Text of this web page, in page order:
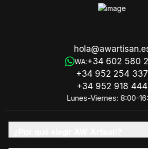
WA:+34 602 580
+34 952 254 337
+34 952 918 444
Lunes-Viernes: 8:00-